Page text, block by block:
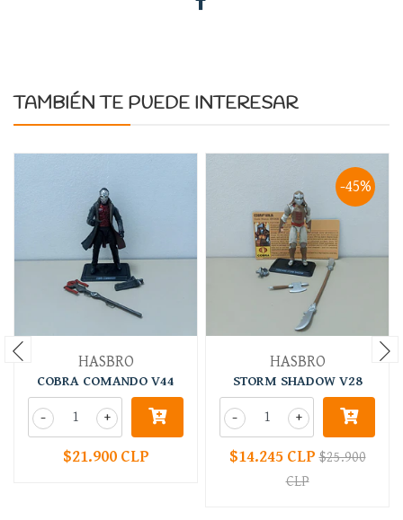
TAMBIÉN TE PUEDE INTERESAR
HASBRO
COBRA COMANDO V44
+
-
$21.900 CLP
-45%
HASBRO
STORM SHADOW V28
+
-
$14.245 CLP$25.900
CLP